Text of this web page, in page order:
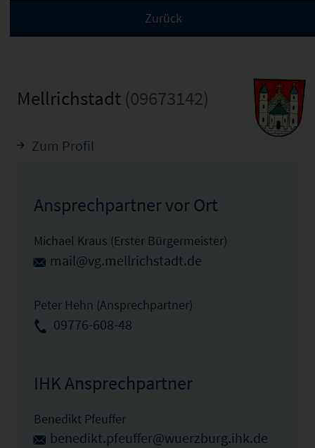
Mellrichstadt (09673142)
Zum Profil
Ansprechpartner vor Ort
Michael Kraus (Erster Bürgermeister)
mail@vg.mellrichstadt.de
Peter Hehn (Ansprechpartner)
09776-608-48
IHK Ansprechpartner
Benedikt Pfeuffer
benedikt.pfeuffer@wuerzburg.ihk.de